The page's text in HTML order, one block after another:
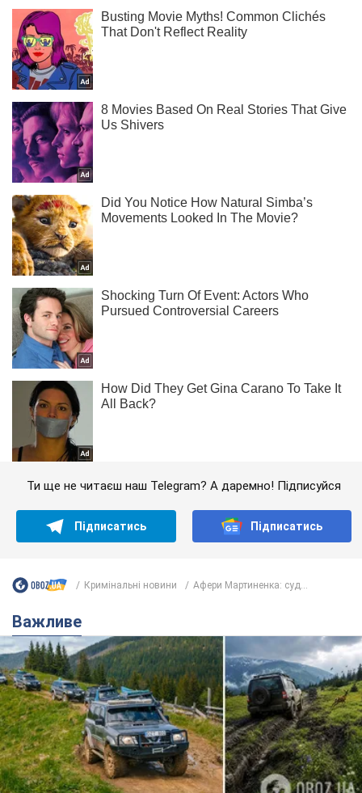
Ти ще не читаєш наш Telegram? А даремно! Підписуйся
Підписатись Підписатись
Кримінальні новини Афери Мартиненка: суд...
Важливе